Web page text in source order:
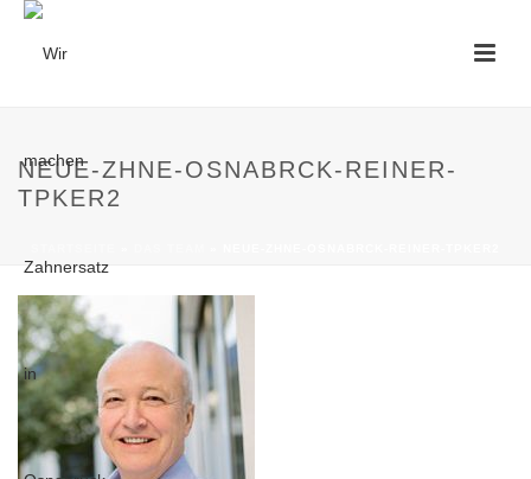
NEUE-ZHNE-OSNABRCK-REINER-
TPKER2